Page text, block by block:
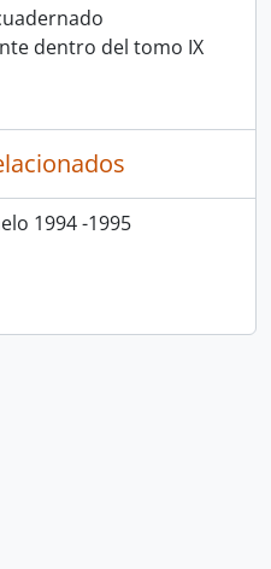
dentro del tomo IX
1994 -1995